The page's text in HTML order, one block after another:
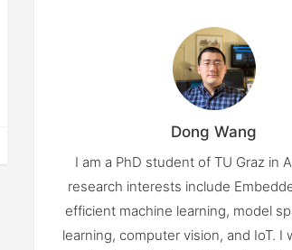
Dong Wang
I am a PhD student of TU Graz in
research interests include
efficient machine learning, model
learning, computer vision, and IoT. I